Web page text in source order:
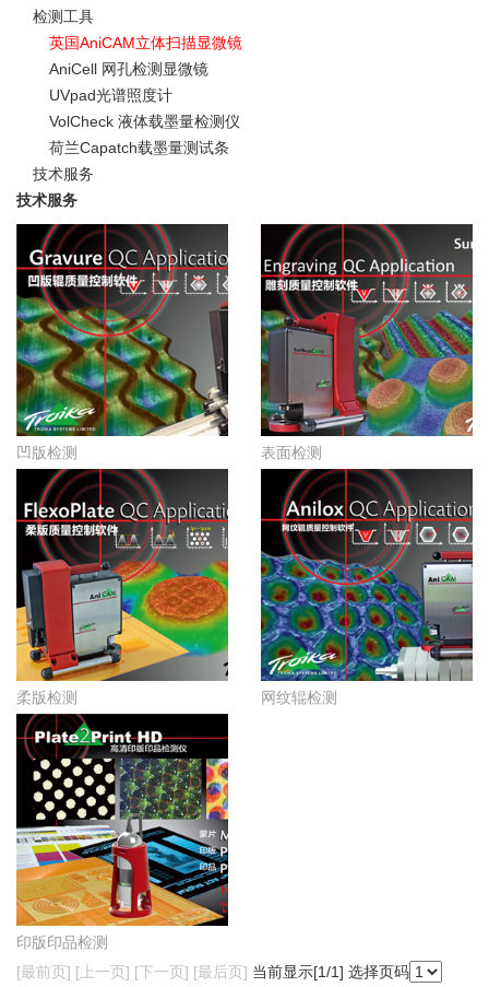
检测工具
英国AniCAM立体扫描显微镜
AniCell 网孔检测显微镜
UVpad光谱照度计
VolCheck 液体载墨量检测仪
荷兰Capatch载墨量测试条
技术服务
技术服务
凹版检测 表面检测
柔版检测 网纹辊检测
印版印品检测
[最前页] [上一页] [下一页] [最后页] 当前显示[1/1] 选择页码